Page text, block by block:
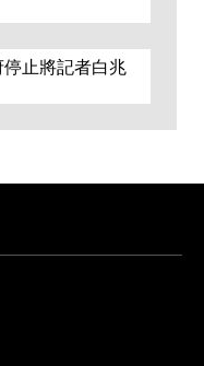
止將記者白兆